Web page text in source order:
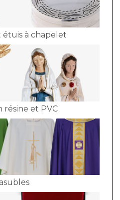
étuis à chapelet
résine et PVC